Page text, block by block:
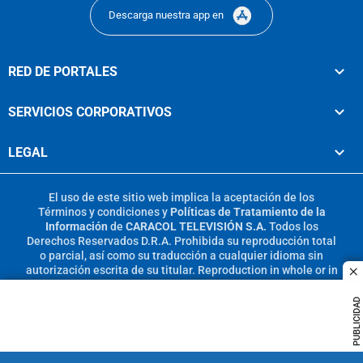
PUBLICIDAD
Descarga nuestra app en
RED DE PORTALES
SERVICIOS CORPORATIVOS
LEGAL
El uso de este sitio web implica la aceptación de los
Términos y condicionesy Políticas de Tratamiento de la
Información de CARACOL TELEVISIÓN S.A. Todos los
Derechos Reservados D.R.A. Prohibida su reproducción total
o parcial, así como su traducción a cualquier idioma sin
autorización escrita de su titular. Reproduction in whole or in